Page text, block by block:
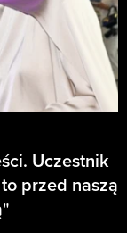
Uczestnik
przed naszą